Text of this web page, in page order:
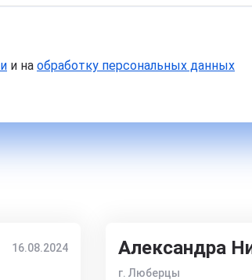
и на обработку персональных данных
16.08.2024 Александра
г. Люберцы